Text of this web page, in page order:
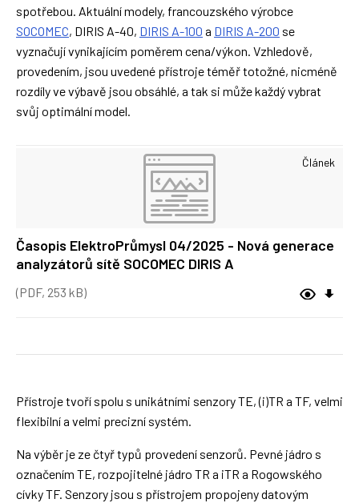
spotřebou. Aktuální modely, francouzského výrobce
SOCOMEC, DIRIS A-40, DIRIS A-100 a DIRIS A-200 se
vyznačují vynikajícím poměrem cena/výkon. Vzhledově,
provedením, jsou uvedené přístroje téměř totožné, nicméně
rozdíly ve výbavě jsou obsáhlé, a tak si může každý vybrat
svůj optimální model.
Článek
Časopis ElektroPrůmysl 04/2025 - Nová generace
analyzátorů sítě SOCOMEC DIRIS A
(PDF, 253 kB)
Přístroje tvoří spolu s unikátními senzory TE, (i)TR a TF, velmi
flexibilní a velmi precizní systém.
Na výběr je ze čtyř typů provedení senzorů. Pevné jádro s
označením TE, rozpojitelné jádro TR a iTR a Rogowského
cívky TF. Senzory jsou s přístrojem propojeny datovým